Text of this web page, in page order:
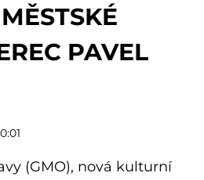
PAVEL
(GMO), nová kulturní